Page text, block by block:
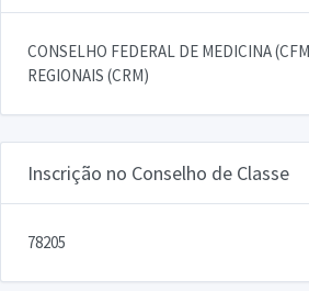
CONSELHO FEDERAL DE MEDICINA
REGIONAIS (CRM)
Inscrição no Conselho de Classe
78205